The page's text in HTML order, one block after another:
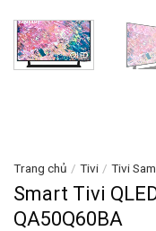
Trang chủ / Tivi / Tivi
Smart Tivi
QA50Q60BA